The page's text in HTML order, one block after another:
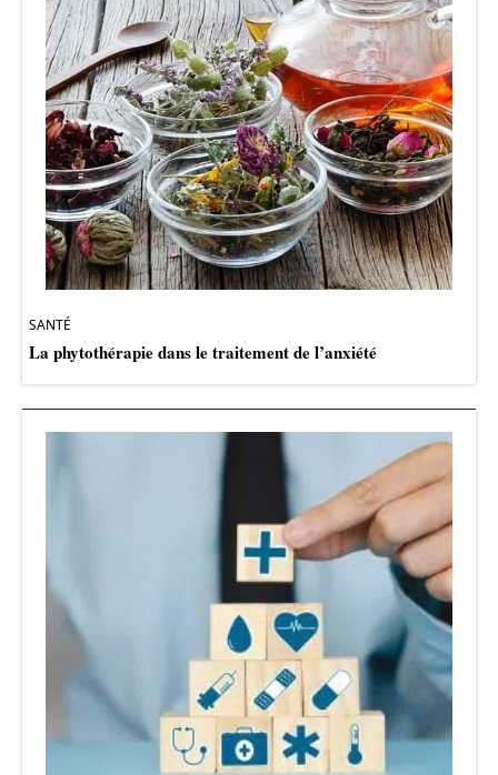
SANTÉ
La phytothérapie dans le traitement de l’anxiété